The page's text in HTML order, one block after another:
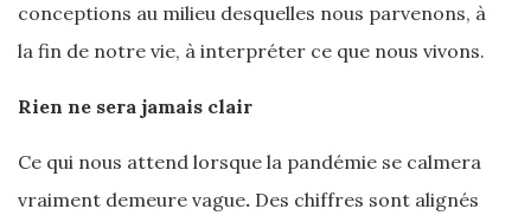
conceptions au milieu desquelles nous parvenons, à
la fin de notre vie, à interpréter ce que nous vivons.
Rien ne sera jamais clair
Ce qui nous attend lorsque la pandémie se calmera
vraiment demeure vague. Des chiffres sont alignés